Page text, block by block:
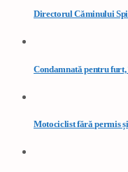
Directorul Căminului
Condamnată pentru
Motociclist fără permis